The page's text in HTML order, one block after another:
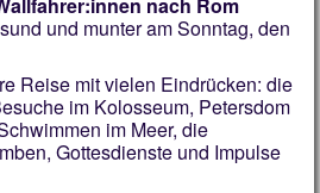
und munter am Sonntag, den
Reise mit vielen Eindrücken: die
im Kolosseum, Petersdom
im Meer, die
Gottesdienste und Impulse